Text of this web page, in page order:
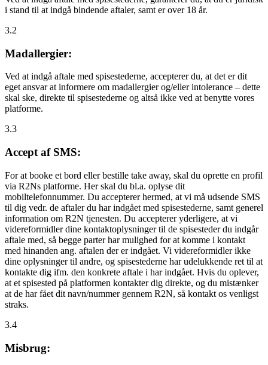
i stand til at indgå bindende aftaler, samt er over 18 år.
3.2
Madallergier:
Ved at indgå aftale med spisestederne, accepterer du, at det er dit
eget ansvar at informere om madallergier og/eller intolerance – dette
skal ske, direkte til spisestederne og altså ikke ved at benytte vores
platforme.
3.3
Accept af SMS:
For at booke et bord eller bestille take away, skal du oprette en profil
via R2Ns platforme. Her skal du bl.a. oplyse dit
mobiltelefonnummer. Du accepterer hermed, at vi må udsende SMS
til dig vedr. de aftaler du har indgået med spisestederne, samt generel
information om R2N tjenesten. Du accepterer yderligere, at vi
videreformidler dine kontaktoplysninger til de spisesteder du indgår
aftale med, så begge parter har mulighed for at komme i kontakt
med hinanden ang. aftalen der er indgået. Vi videreformidler ikke
dine oplysninger til andre, og spisestederne har udelukkende ret til at
kontakte dig ifm. den konkrete aftale i har indgået. Hvis du oplever,
at et spisested på platformen kontakter dig direkte, og du mistænker
at de har fået dit navn/nummer gennem R2N, så kontakt os venligst
straks.
3.4
Misbrug: